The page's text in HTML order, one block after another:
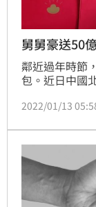
舅舅豪送50
鄰近過年時節
包。近日中國
威元」，價值
2022/01/13